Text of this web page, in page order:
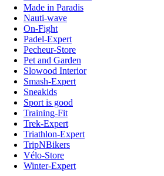
Made in Paradis
Nauti-wave
On-Fight
Padel-Expert
Pecheur-Store
Pet and Garden
Slowood Interior
Smash-Expert
Sneakids
Sport is good
Training-Fit
Trek-Expert
Triathlon-Expert
TripNBikers
Vélo-Store
Winter-Expert